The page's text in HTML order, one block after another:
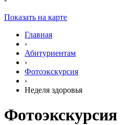
Показать на карте
Главная
›
Абитуриентам
›
Фотоэкскурсия
›
Неделя здоровья
Фотоэкскурсия